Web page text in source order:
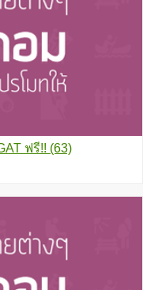
ฟรี!! (63)